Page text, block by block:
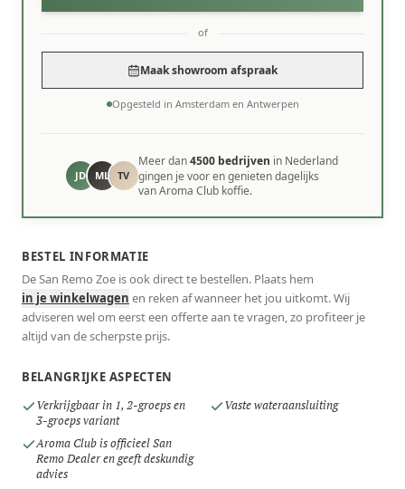
of
Maak showroom afspraak
Opgesteld in Amsterdam en Antwerpen
JD ML TV
Meer dan4500 bedrijven in Nederland
gingen je voor en genieten dagelijks
van Aroma Club koffie.
BESTEL INFORMATIE
De San Remo Zoe is ook direct te bestellen. Plaats hem
in je winkelwagen en reken af wanneer het jou uitkomt. Wij
adviseren wel om eerst een offerte aan te vragen, zo profiteer je
altijd van de scherpste prijs.
BELANGRIJKE ASPECTEN
Verkrijgbaar in 1, 2-groeps en
3-groeps variant
Vaste wateraansluiting
Aroma Club is officieel San
Remo Dealer en geeft deskundig
advies